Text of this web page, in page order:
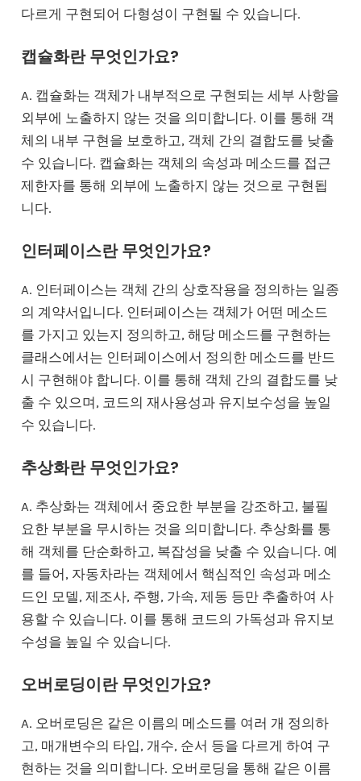
다르게 구현되어 다형성이 구현될 수 있습니다.
캡슐화란 무엇인가요?
A. 캡슐화는 객체가 내부적으로 구현되는 세부 사항을
외부에 노출하지 않는 것을 의미합니다. 이를 통해 객
체의 내부 구현을 보호하고, 객체 간의 결합도를 낮출
수 있습니다. 캡슐화는 객체의 속성과 메소드를 접근
제한자를 통해 외부에 노출하지 않는 것으로 구현됩
니다.
인터페이스란 무엇인가요?
A. 인터페이스는 객체 간의 상호작용을 정의하는 일종
의 계약서입니다. 인터페이스는 객체가 어떤 메소드
를 가지고 있는지 정의하고, 해당 메소드를 구현하는
클래스에서는 인터페이스에서 정의한 메소드를 반드
시 구현해야 합니다. 이를 통해 객체 간의 결합도를 낮
출 수 있으며, 코드의 재사용성과 유지보수성을 높일
수 있습니다.
추상화란 무엇인가요?
A. 추상화는 객체에서 중요한 부분을 강조하고, 불필
요한 부분을 무시하는 것을 의미합니다. 추상화를 통
해 객체를 단순화하고, 복잡성을 낮출 수 있습니다. 예
를 들어, 자동차라는 객체에서 핵심적인 속성과 메소
드인 모델, 제조사, 주행, 가속, 제동 등만 추출하여 사
용할 수 있습니다. 이를 통해 코드의 가독성과 유지보
수성을 높일 수 있습니다.
오버로딩이란 무엇인가요?
A. 오버로딩은 같은 이름의 메소드를 여러 개 정의하
고, 매개변수의 타입, 개수, 순서 등을 다르게 하여 구
현하는 것을 의미합니다. 오버로딩을 통해 같은 이름